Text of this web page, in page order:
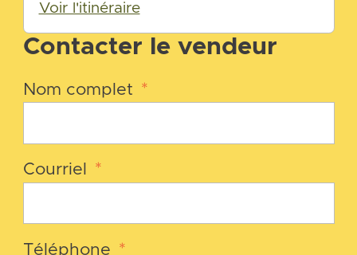
Contacter le vendeur
Nom complet *
Courriel *
Téléphone *
Voir l'itinéraire